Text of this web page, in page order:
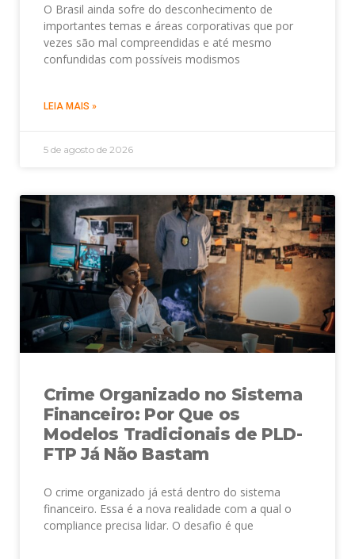
O Brasil ainda sofre do desconhecimento de
importantes temas e áreas corporativas que por
vezes são mal compreendidas e até mesmo
confundidas com possíveis modismos
LEIA MAIS »
5 de agosto de 2026
Crime Organizado no Sistema
Financeiro: Por Que os
Modelos Tradicionais de PLD-
FTP Já Não Bastam
O crime organizado já está dentro do sistema
financeiro. Essa é a nova realidade com a qual o
compliance precisa lidar. O desafio é que